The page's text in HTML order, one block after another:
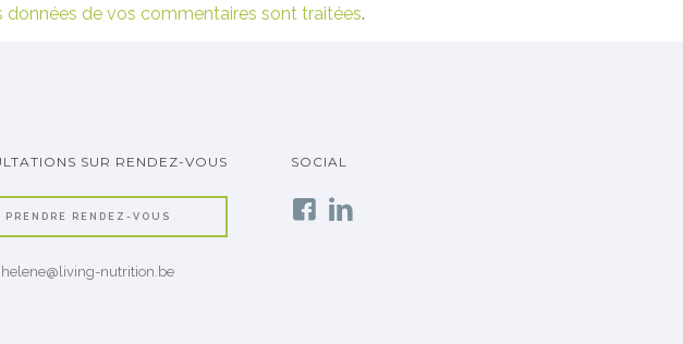
données de vos commentaires sont traitées.
SUR RENDEZ-VOUS
PRENDRE RENDEZ-VOUS
helene@living-nutrition.be
SOCIAL